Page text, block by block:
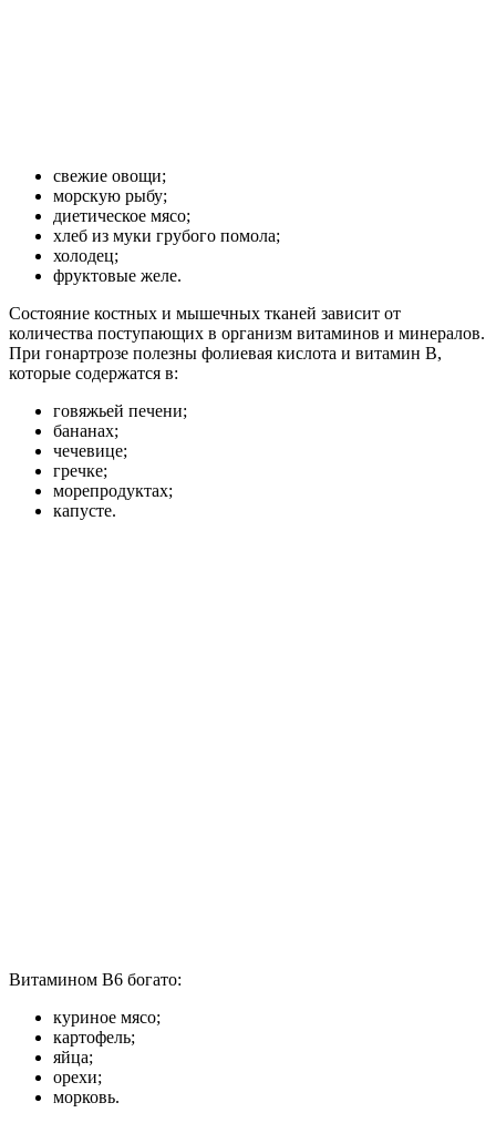
свежие овощи;
морскую рыбу;
диетическое мясо;
хлеб из муки грубого помола;
холодец;
фруктовые желе.
Состояние костных и мышечных тканей зависит от
количества поступающих в организм витаминов и минералов.
При гонартрозе полезны фолиевая кислота и витамин В,
которые содержатся в:
говяжьей печени;
бананах;
чечевице;
гречке;
морепродуктах;
капусте.
Витамином В6 богато:
куриное мясо;
картофель;
яйца;
орехи;
морковь.